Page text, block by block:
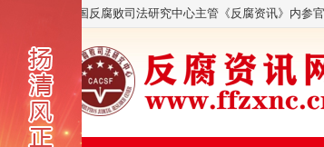
中国反腐败司法研究中心主管《反腐资讯》内参